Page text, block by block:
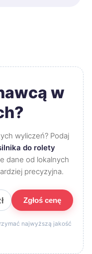
w
wyliczeń? Podaj
do rolety
dane od lokalnych
precyzyjna.
Zgłoś cenę
najwyższą jakość